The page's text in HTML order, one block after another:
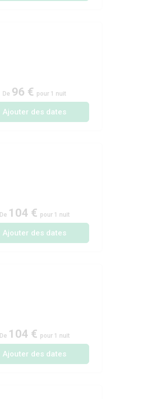
De 96 € pour 1 nuit
Ajouter des dates
De 104 € pour 1 nuit
Ajouter des dates
De 104 € pour 1 nuit
Ajouter des dates